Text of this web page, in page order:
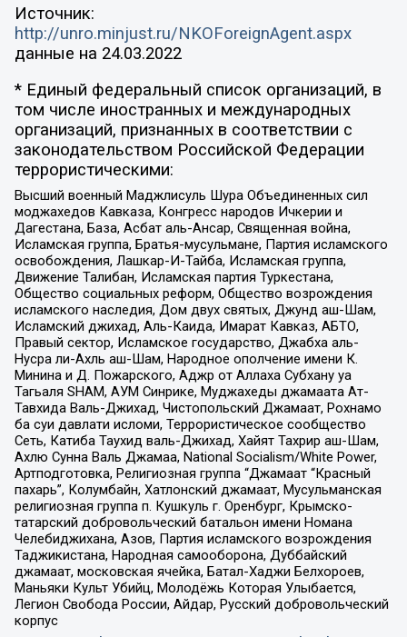
Источник:
http://unro.minjust.ru/NKOForeignAgent.aspx
данные на 24.03.2022
* Единый федеральный список организаций, в
том числе иностранных и международных
организаций, признанных в соответствии с
законодательством Российской Федерации
террористическими:
Высший военный Маджлисуль Шура Объединенных сил
моджахедов Кавказа, Конгресс народов Ичкерии и
Дагестана, База, Асбат аль-Ансар, Священная война,
Исламская группа, Братья-мусульмане, Партия исламского
освобождения, Лашкар-И-Тайба, Исламская группа,
Движение Талибан, Исламская партия Туркестана,
Общество социальных реформ, Общество возрождения
исламского наследия, Дом двух святых, Джунд аш-Шам,
Исламский джихад, Аль-Каида, Имарат Кавказ, АБТО,
Правый сектор, Исламское государство, Джабха аль-
Нусра ли-Ахль аш-Шам, Народное ополчение имени К.
Минина и Д. Пожарского, Аджр от Аллаха Субхану уа
Тагьаля SHAM, АУМ Синрике, Муджахеды джамаата Ат-
Тавхида Валь-Джихад, Чистопольский Джамаат, Рохнамо
ба суи давлати исломи, Террористическое сообщество
Сеть, Катиба Таухид валь-Джихад, Хайят Тахрир аш-Шам,
Ахлю Сунна Валь Джамаа, National Socialism/White Power,
Артподготовка, Религиозная группа “Джамаат “Красный
пахарь”, Колумбайн, Хатлонский джамаат, Мусульманская
религиозная группа п. Кушкуль г. Оренбург, Крымско-
татарский добровольческий батальон имени Номана
Челебиджихана, Азов, Партия исламского возрождения
Таджикистана, Народная самооборона, Дуббайский
джамаат, московская ячейка, Батал-Хаджи Белхороев,
Маньяки Культ Убийц, Молодёжь Которая Улыбается,
Легион Свобода России, Айдар, Русский добровольческий
корпус